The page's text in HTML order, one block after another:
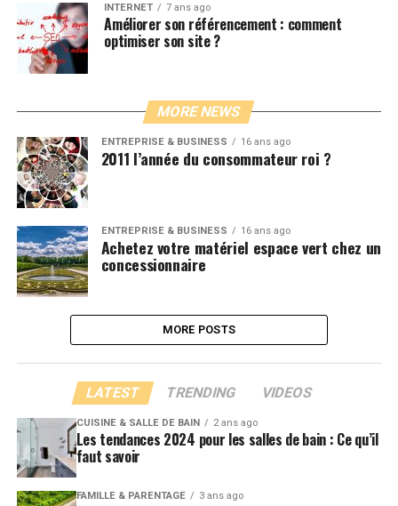
INTERNET 7 ans ago
Améliorer son référencement : comment
optimiser son site ?
MORE NEWS
ENTREPRISE & BUSINESS 16 ans ago
2011 l’année du consommateur roi ?
ENTREPRISE & BUSINESS 16 ans ago
Achetez votre matériel espace vert chez un
concessionnaire
MORE POSTS
LATEST TRENDING VIDEOS
CUISINE & SALLE DE BAIN 2 ans ago
Les tendances 2024 pour les salles de bain : Ce qu’il
faut savoir
FAMILLE & PARENTAGE 3 ans ago